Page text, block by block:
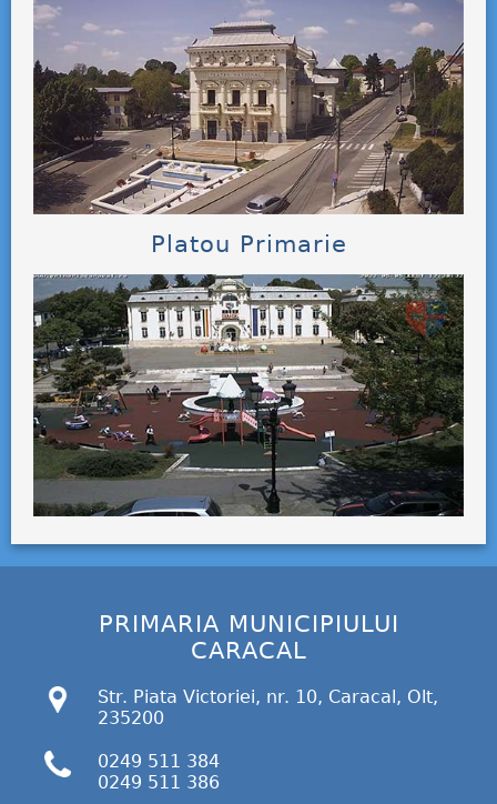
Platou Primarie
PRIMARIA MUNICIPIULUI
CARACAL
Str. Piata Victoriei, nr. 10, Caracal, Olt,
235200
0249 511 384
0249 511 386